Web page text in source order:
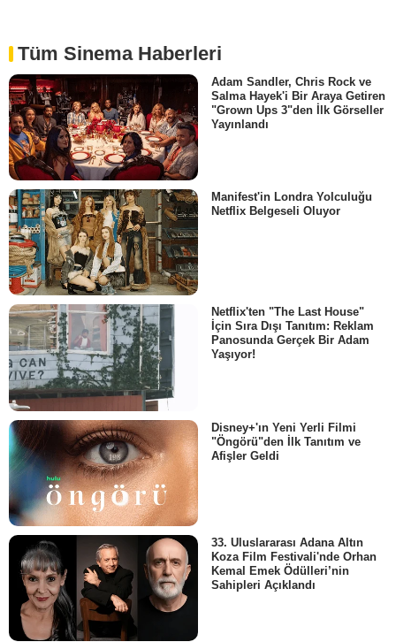
Tüm Sinema Haberleri
Adam Sandler, Chris Rock ve
Salma Hayek'i Bir Araya Getiren
"Grown Ups 3"den İlk Görseller
Yayınlandı
Manifest'in Londra Yolculuğu
Netflix Belgeseli Oluyor
Netflix'ten "The Last House"
İçin Sıra Dışı Tanıtım: Reklam
Panosunda Gerçek Bir Adam
Yaşıyor!
Disney+'ın Yeni Yerli Filmi
"Öngörü"den İlk Tanıtım ve
Afişler Geldi
33. Uluslararası Adana Altın
Koza Film Festivali'nde Orhan
Kemal Emek Ödülleri’nin
Sahipleri Açıklandı